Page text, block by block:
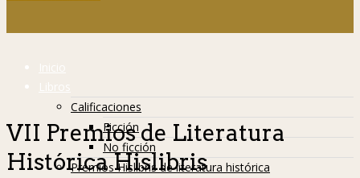
Inicio
Libros
Calificaciones
Ficción
No ficción
Premios Hislibris de literatura histórica
VII Premios de Literatura
Histórica Hislibris